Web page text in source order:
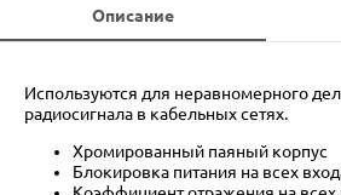
Описание
Используются для неравномерного
радиосигнала в кабельных сетях.
Хромированный паяный корпус
Блокировка питания на всех